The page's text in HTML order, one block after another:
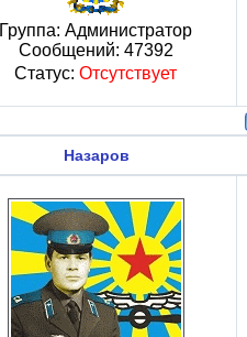
Группа: Администратор
Сообщений: 47392
Статус: Отсутствует
Назаров